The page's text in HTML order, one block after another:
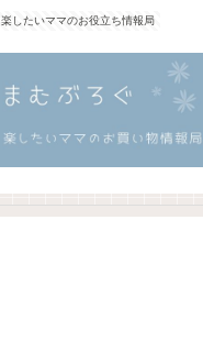
楽したいママのお役立ち情報局